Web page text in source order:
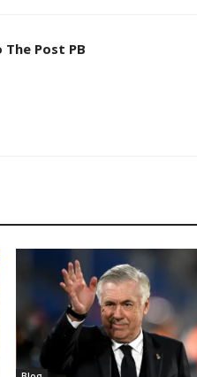
The Post PB